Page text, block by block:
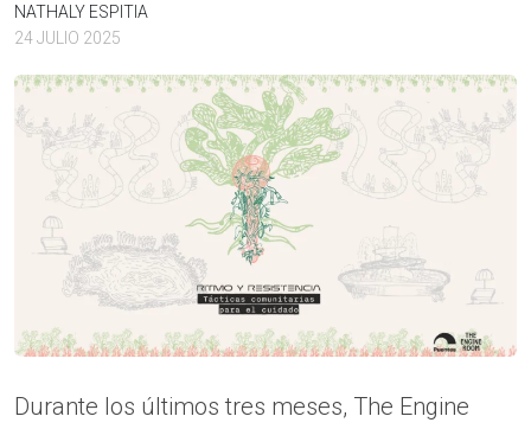
NATHALY ESPITIA
24 JULIO 2025
Durante los últimos tres meses, The Engine